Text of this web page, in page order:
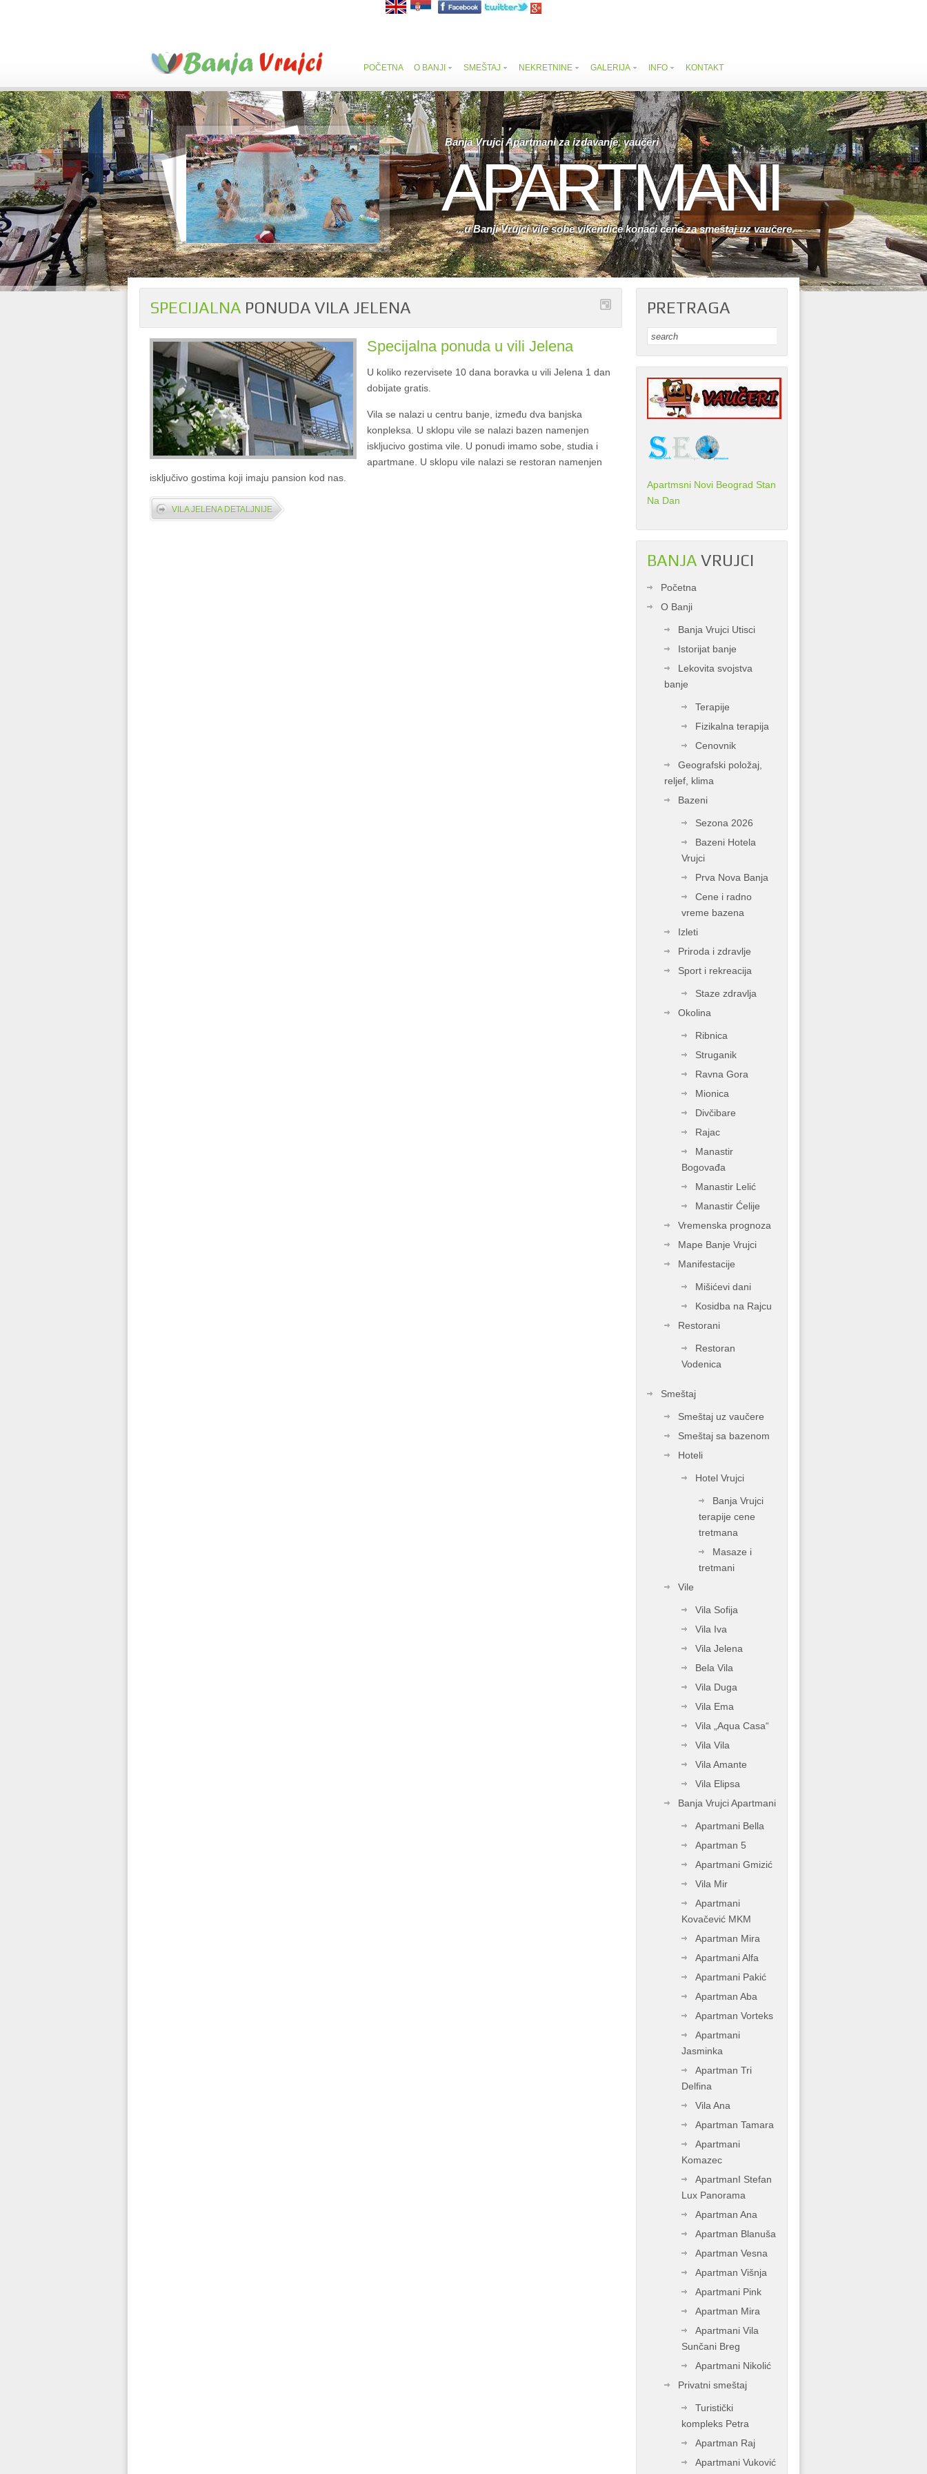
POČETNA O BANJI SMEŠTAJ NEKRETNINE GALERIJA INFO KONTAKT
Banja Vrujci Apartmani za izdavanje, vaučeri
APARTMANI
...u Banji Vrujci vile sobe vikendice konaci cene za smeštaj uz vaučere.
SPECIJALNA PONUDA VILA JELENA
Specijalna ponuda u vili Jelena
U koliko rezervisete 10 dana boravka u vili Jelena 1 dan
dobijate gratis.
Vila se nalazi u centru banje, između dva banjska
konpleksa. U sklopu vile se nalazi bazen namenjen
iskljucivo gostima vile. U ponudi imamo sobe, studia i
apartmane. U sklopu vile nalazi se restoran namenjen
isključivo gostima koji imaju pansion kod nas.
VILA JELENA DETALJNIJE
PRETRAGA
Apartmsni Novi Beograd Stan
Na Dan
BANJA VRUJCI
Početna
O Banji
Banja Vrujci Utisci
Istorijat banje
Lekovita svojstva
banje
Terapije
Fizikalna terapija
Cenovnik
Geografski položaj,
reljef, klima
Bazeni
Sezona 2026
Bazeni Hotela
Vrujci
Prva Nova Banja
Cene i radno
vreme bazena
Izleti
Priroda i zdravlje
Sport i rekreacija
Staze zdravlja
Okolina
Ribnica
Struganik
Ravna Gora
Mionica
Divčibare
Rajac
Manastir
Bogovađa
Manastir Lelić
Manastir Ćelije
Vremenska prognoza
Mape Banje Vrujci
Manifestacije
Mišićevi dani
Kosidba na Rajcu
Restorani
Restoran
Vodenica
Smeštaj
Smeštaj uz vaučere
Smeštaj sa bazenom
Hoteli
Hotel Vrujci
Banja Vrujci
terapije cene
tretmana
Masaze i
tretmani
Vile
Vila Sofija
Vila Iva
Vila Jelena
Bela Vila
Vila Duga
Vila Ema
Vila „Aqua Casa“
Vila Vila
Vila Amante
Vila Elipsa
Banja Vrujci Apartmani
Apartmani Bella
Apartman 5
Apartmani Gmizić
Vila Mir
Apartmani
Kovačević MKM
Apartman Mira
Apartmani Alfa
Apartmani Pakić
Apartman Aba
Apartman Vorteks
Apartmani
Jasminka
Apartman Tri
Delfina
Vila Ana
Apartman Tamara
Apartmani
Komazec
ApartmanI Stefan
Lux Panorama
Apartman Ana
Apartman Blanuša
Apartman Vesna
Apartman Višnja
Apartmani Pink
Apartman Mira
Apartmani Vila
Sunčani Breg
Apartmani Nikolić
Privatni smeštaj
Turistički
kompleks Petra
Apartman Raj
Apartmani Vuković